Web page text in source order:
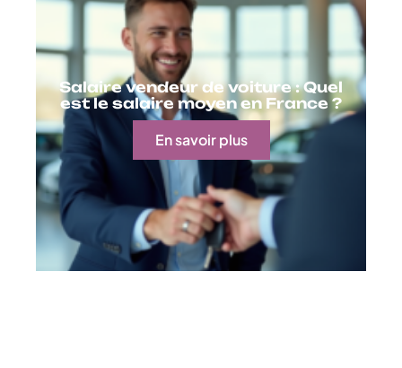
Salaire vendeur de voiture : Quel
est le salaire moyen en France ?
En savoir plus